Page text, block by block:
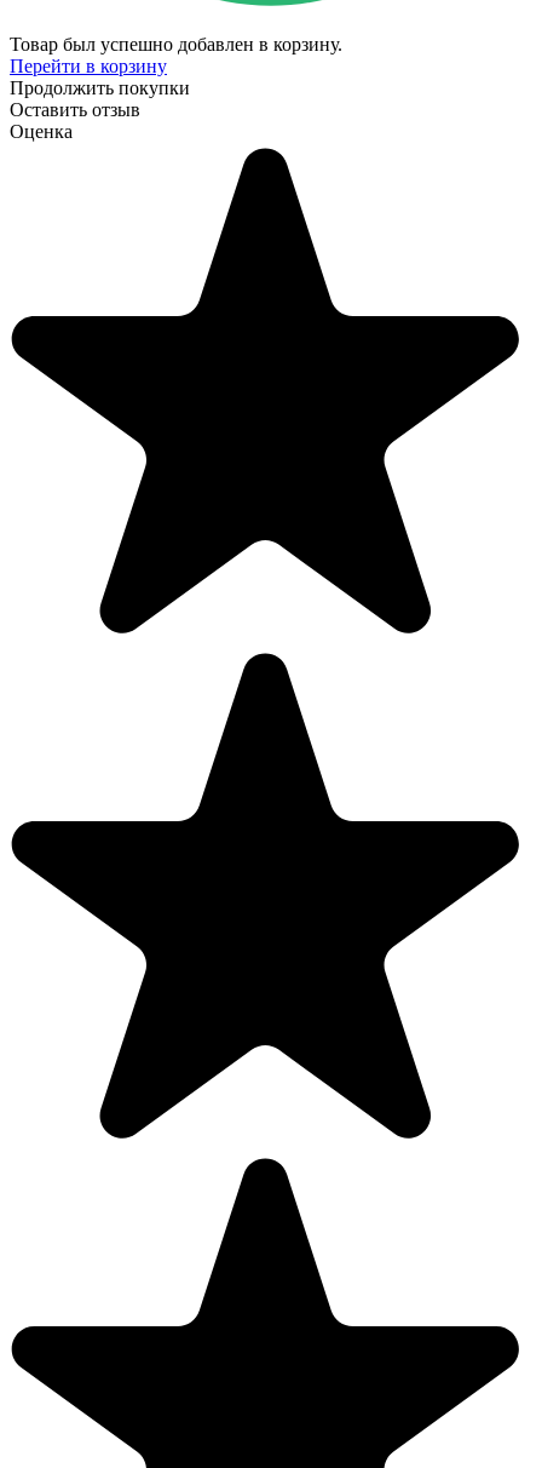
Товар был успешно добавлен в корзину.
Перейти в корзину
Продолжить покупки
Оставить отзыв
Оценка